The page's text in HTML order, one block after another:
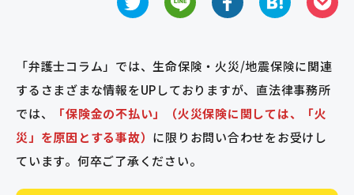
「弁護士コラム」では、生命保険・火災/地震保険に関連
するさまざまな情報をUPしておりますが、直法律事務所
では、
「保険金の不払い」（火災保険に関しては、「火
災」を原因とする事故） に限りお問い合わせをお受けし
ています。何卒ご了承ください。